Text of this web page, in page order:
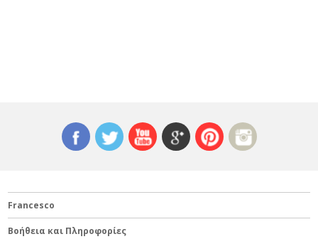
Francesco
Βοήθεια και Πληροφορίες